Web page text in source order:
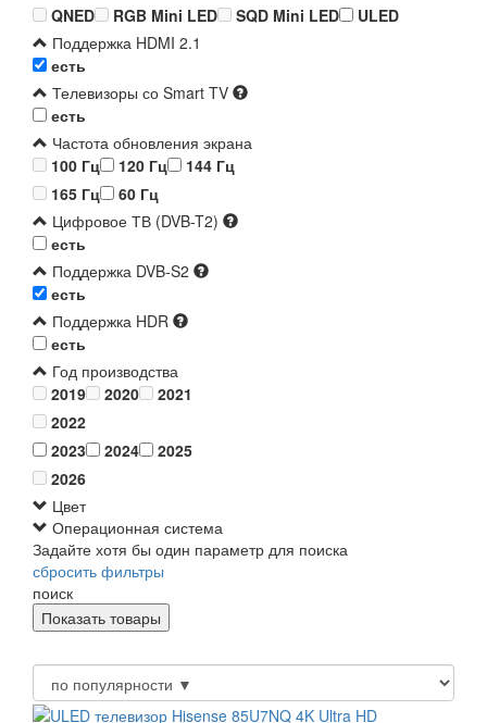
QNED
RGB Mini LED SQD Mini LED
ULED
Поддержка HDMI 2.1
есть
Телевизоры со Smart TV
есть
Частота обновления экрана
100 Гц
120 Гц
144 Гц
165 Гц
60 Гц
Цифровое ТВ (DVB-T2)
есть
Поддержка DVB-S2
есть
Поддержка HDR
есть
Год производства
2019
2020
2021
2022
2023
2024
2025
2026
Цвет
Операционная система
Задайте хотя бы один параметр для поиска
сбросить фильтры
поиск